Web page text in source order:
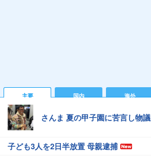
主要 国内 海外
さんま 夏の甲子園に苦言し物議
子ども3人を2日半放置 母親逮捕